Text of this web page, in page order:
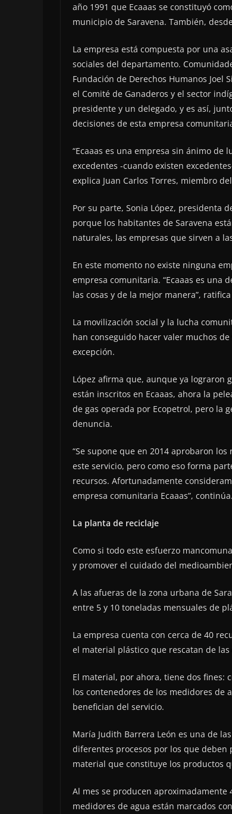
año 1991 que Ecaaas se constituyó
municipio de Saravena. También,
La empresa está compuesta por una
sociales del departamento.
Fundación de Derechos Humanos Joel
el Comité de Ganaderos y el sector
presidente y un delegado, y es así,
decisiones de esta empresa
“Ecaaas es una empresa sin ánimo
excedentes -cuando existen
explica Juan Carlos Torres, miembro
Por su parte, Sonia López, presidenta
porque los habitantes de Saravena
naturales, las empresas que sirven a
En este momento no existe ninguna
empresa comunitaria. “Ecaaas es una
las cosas y de la mejor manera”, ratifica
La movilización social y la lucha
han conseguido hacer valer muchos
excepción.
López afirma que, aunque ya lograron
están inscritos en Ecaaas, ahora la
de gas operada por Ecopetrol, pero la
denuncia.
“Se supone que en 2014 aprobaron
este servicio, pero como eso forma
recursos. Afortunadamente
empresa comunitaria Ecaaas”, continúa.
La planta de reciclaje
Como si todo este esfuerzo
y promover el cuidado del
A las afueras de la zona urbana de
entre 5 y 10 toneladas mensuales de
La empresa cuenta con cerca de 40
el material plástico que rescatan de las
El material, por ahora, tiene dos fines:
los contenedores de los medidores de
benefician del servicio.
María Judith Barrera León es una de
diferentes procesos por los que deben
material que constituye los productos
Al mes se producen aproximadamente
medidores de agua están marcados